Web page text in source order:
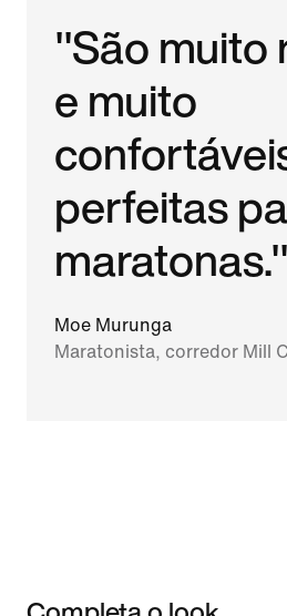
"São muito
e muito
perfeitas
maratonas."
Moe Murunga
Maratonista, corredor Mill